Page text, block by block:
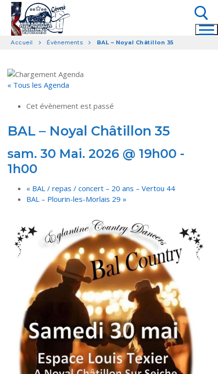
Aller
contenu
Accueil Évènements BAL – Noyal Châtillon 35
« Tous les Agenda
Cet évènement est passé
BAL – Noyal Châtillon 35
sam. 30 Mai. 2026 @ 19h00 -
1h00
« BAL / repas / concert – 20 ans – Vertou 44
BAL – Plourin-les-Morlais 29»